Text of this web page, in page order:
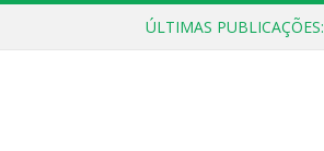
ÚLTIMAS PUBLICAÇÕES: